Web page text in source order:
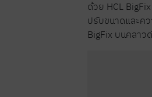
ด้วย HCL
ปรับขนาดและค
BigFix บนคลาว